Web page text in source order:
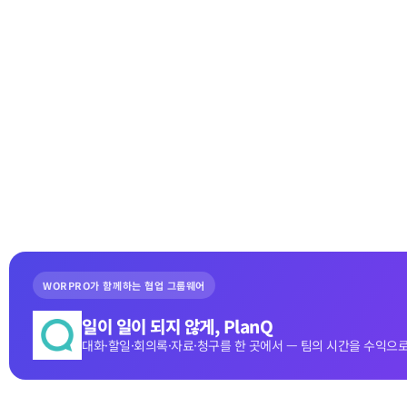
WORPRO가 함께하는 협업 그룹웨어
일이 일이 되지 않게, PlanQ
대화·할일·회의록·자료·청구를 한 곳에서 — 팀의 시간을 수익으